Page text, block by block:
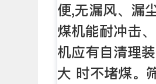
便,无漏风、漏
煤机能耐冲击
机应有自清理
大 时不堵煤。